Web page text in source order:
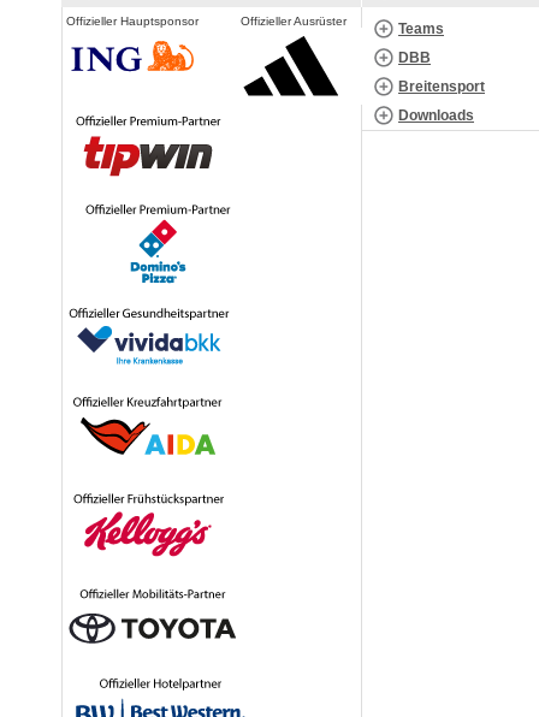
Offizieller Hauptsponsor Offizieller Ausrüster
Teams
DBB
Breitensport
Downloads